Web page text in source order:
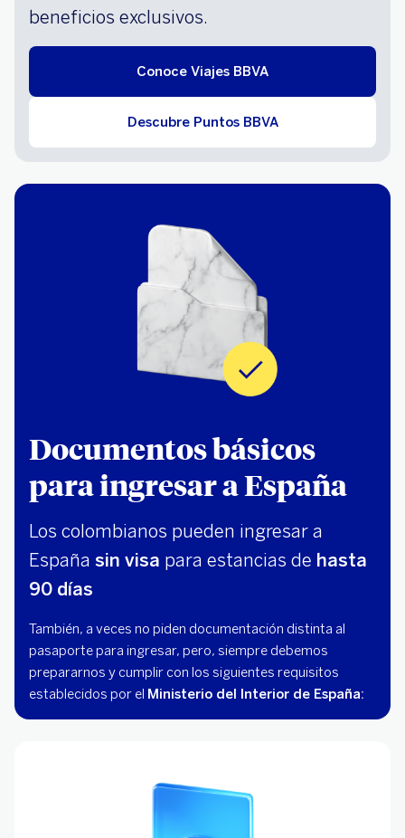
beneficios exclusivos.
Conoce Viajes BBVA
Descubre Puntos BBVA
Documentos básicos
para ingresar a España
Los colombianos pueden ingresar a
España sin visa para estancias de hasta
90 días
También, a veces no piden documentación distinta al
pasaporte para ingresar, pero, siempre debemos
prepararnos y cumplir con los siguientes requisitos
establecidos por el Ministerio del Interior de España: